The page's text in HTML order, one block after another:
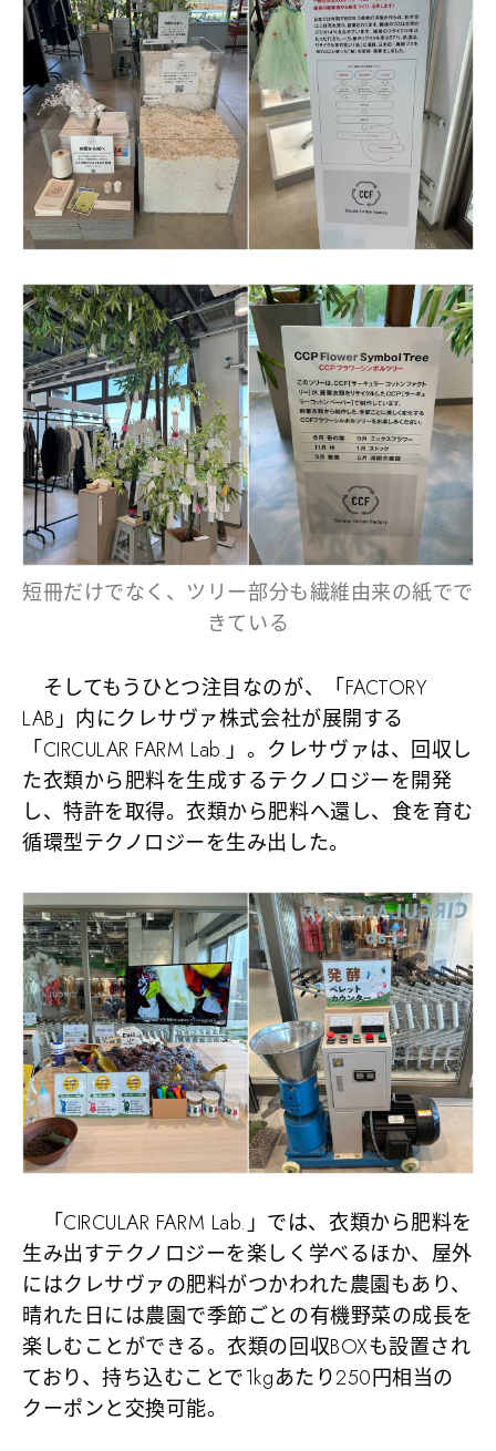
短冊だけでなく、ツリー部分も繊維由来の紙でで
きている
そしてもうひとつ注目なのが、「FACTORY
LAB」内にクレサヴァ株式会社が展開する
「CIRCULAR FARM Lab.」。クレサヴァは、回収し
た衣類から肥料を生成するテクノロジーを開発
し、特許を取得。衣類から肥料へ還し、食を育む
循環型テクノロジーを生み出した。
「CIRCULAR FARM Lab.」では、衣類から肥料を
生み出すテクノロジーを楽しく学べるほか、屋外
にはクレサヴァの肥料がつかわれた農園もあり、
晴れた日には農園で季節ごとの有機野菜の成長を
楽しむことができる。衣類の回収BOXも設置され
ており、持ち込むことで1kgあたり250円相当の
クーポンと交換可能。